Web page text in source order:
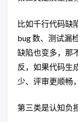
比如千行代码缺
bug 数、测试漏
缺陷也变多，那
反，如果代码生
少、评审更顺畅
第三类是认知负